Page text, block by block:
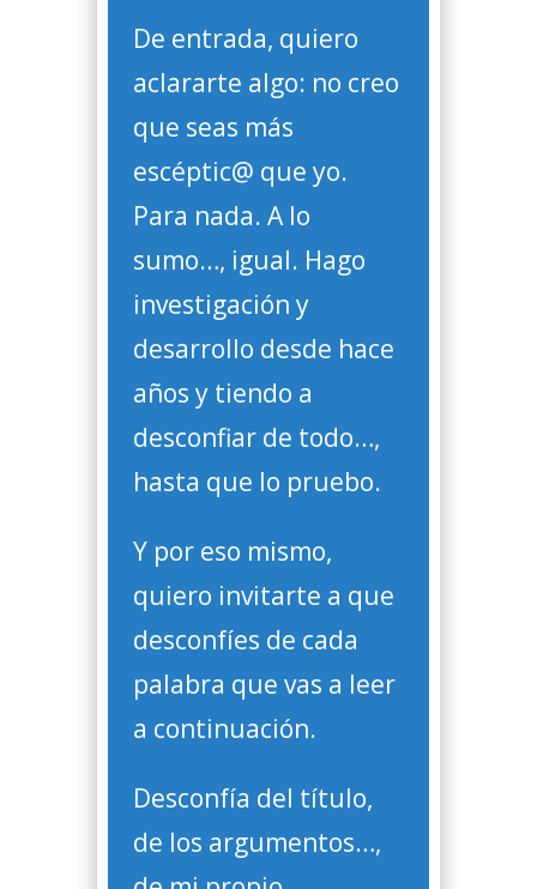
De entrada, quiero
aclararte algo: no creo
que seas más
escéptic@ que yo.
Para nada. A lo
sumo…, igual. Hago
investigación y
desarrollo desde hace
años y tiendo a
desconfiar de todo…,
hasta que lo pruebo.
Y por eso mismo,
quiero invitarte a que
desconfíes de cada
palabra que vas a leer
a continuación.
Desconfía del título,
de los argumentos…,